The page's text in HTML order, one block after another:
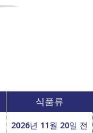
식품류
2026년 11월 20일 전